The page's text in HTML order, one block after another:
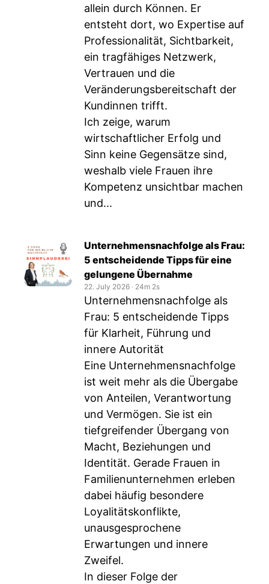
allein durch Können. Er
entsteht dort, wo Expertise auf
Professionalität, Sichtbarkeit,
ein tragfähiges Netzwerk,
Vertrauen und die
Veränderungsbereitschaft der
Kundinnen trifft.
Ich zeige, warum
wirtschaftlicher Erfolg und
Sinn keine Gegensätze sind,
weshalb viele Frauen ihre
Kompetenz unsichtbar machen
und...
Unternehmensnachfolge als Frau:
5 entscheidende Tipps für eine
gelungene Übernahme
22. July 2026 ‧ 24m 2s
Unternehmensnachfolge als
Frau: 5 entscheidende Tipps
für Klarheit, Führung und
innere Autorität
Eine Unternehmensnachfolge
ist weit mehr als die Übergabe
von Anteilen, Verantwortung
und Vermögen. Sie ist ein
tiefgreifender Übergang von
Macht, Beziehungen und
Identität. Gerade Frauen in
Familienunternehmen erleben
dabei häufig besondere
Loyalitätskonflikte,
unausgesprochene
Erwartungen und innere
Zweifel.
In dieser Folge der